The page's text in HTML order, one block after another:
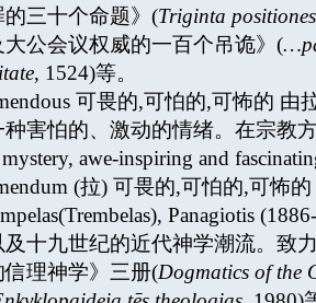
的三十个命题》(Triginta
大公会议权威的一百个吊诡》(
, 1524)等。
可畏的,可怕的,可怖的 由
种害怕的、激动的情绪。在宗教
awe-inspiring and
(拉) 可畏的,可怕的,可怖
Panagiotis
及十九世纪的近代神学潮流。致
信理神学》三册(Dogmatics of the